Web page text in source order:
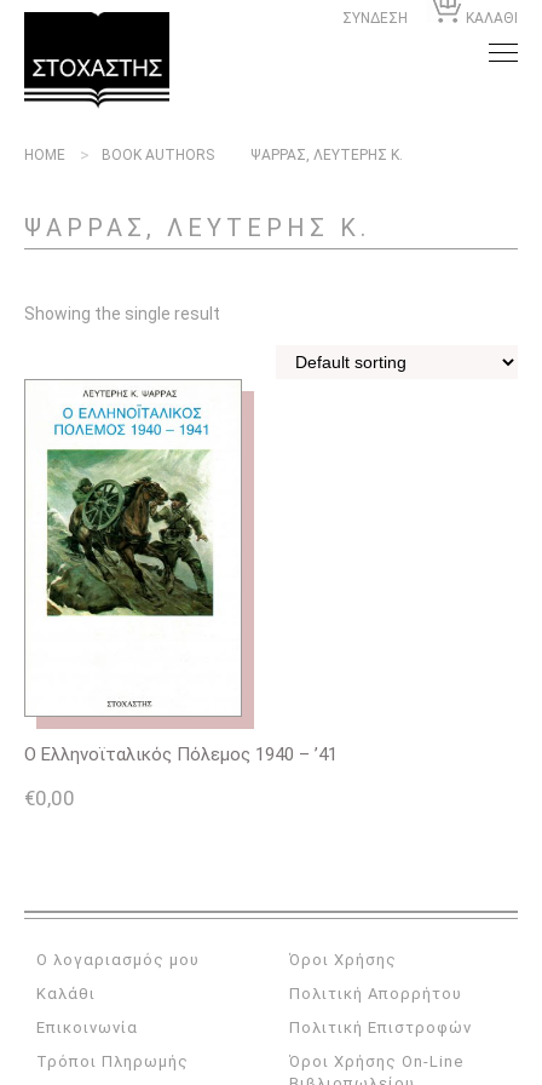
ΣΥΝΔΕΣΗ ΚΑΛΑΘΙ
HOME BOOK AUTHORS ΨΑΡΡΑΣ, ΛΕΥΤΕΡΗΣ Κ.
ΨΑΡΡΑΣ, ΛΕΥΤΕΡΗΣ Κ.
Showing the single result
Ο Ελληνοϊταλικός Πόλεμος 1940 – ’41
€0,00
Ο λογαριασμός μου
Καλάθι
Επικοινωνία
Τρόποι Πληρωμής
Όροι Χρήσης
Πολιτική Απορρήτου
Πολιτική Επιστροφών
Όροι Χρήσης On-Line